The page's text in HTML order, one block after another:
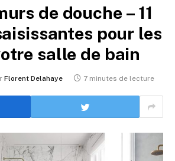
de douche – 11
pour les
salle de bain
Florent Delahaye 7 minutes de lecture